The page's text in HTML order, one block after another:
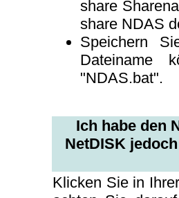
share
share NDAS
Speichern
Dateiname
"NDAS.bat".
Ich habe den
NetDISK
Klicken Sie in